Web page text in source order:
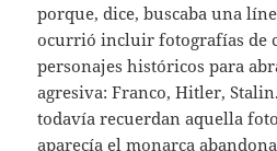
porque, dice, buscaba una
ocurrió incluir fotografías de
personajes históricos para
agresiva: Franco, Hitler,
todavía recuerdan aquella
aparecía el monarca